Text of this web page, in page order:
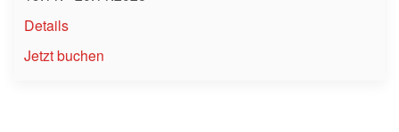
Details
Jetzt buchen